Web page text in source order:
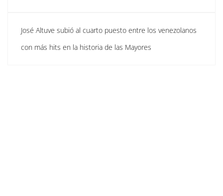
José Altuve subió al cuarto puesto entre los venezolanos
con más hits en la historia de las Mayores